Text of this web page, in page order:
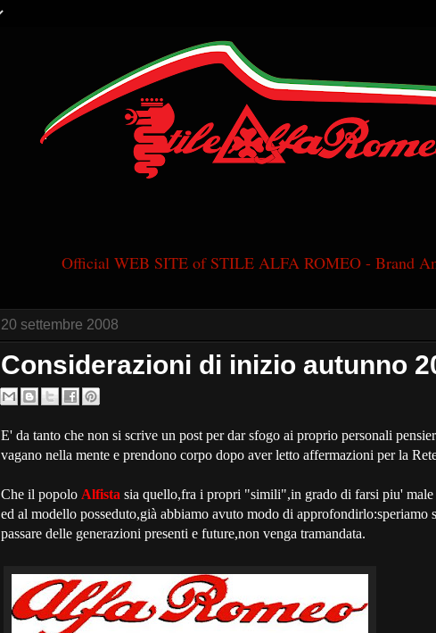
Official WEB SITE of STILE ALFA ROMEO - Brand
20 settembre 2008
Considerazioni di inizio autunno
E' da tanto che non si scrive un post per dar sfogo ai proprio personali
vagano nella mente e prendono corpo dopo aver letto affermazioni per la
Che il popolo Alfista sia quello,fra i propri "simili",in grado di farsi piu' male
ed al modello posseduto,già abbiamo avuto modo di approfondirlo:speriamo
passare delle generazioni presenti e future,non venga tramandata.